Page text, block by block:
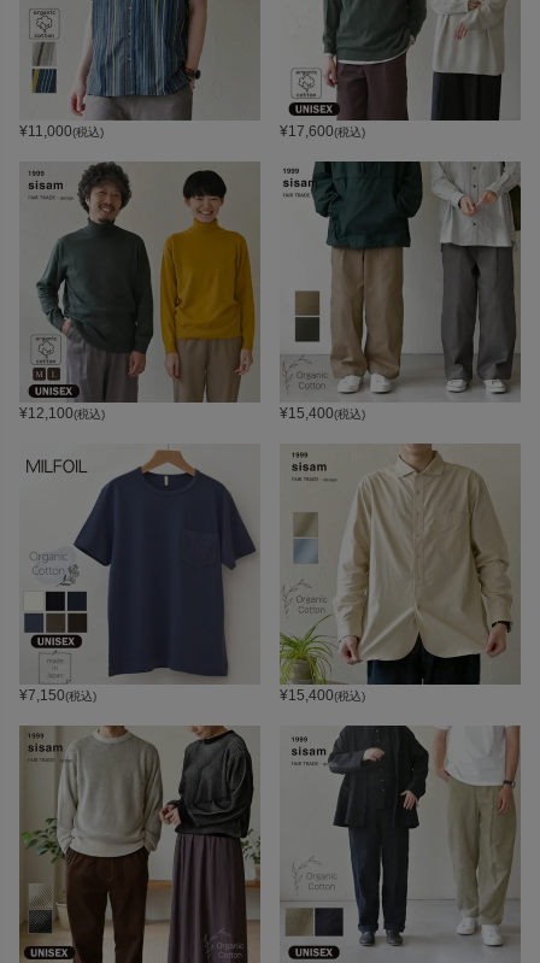
¥11,000(税込) ¥17,600(税込)
¥12,100(税込) ¥15,400(税込)
¥7,150(税込) ¥15,400(税込)